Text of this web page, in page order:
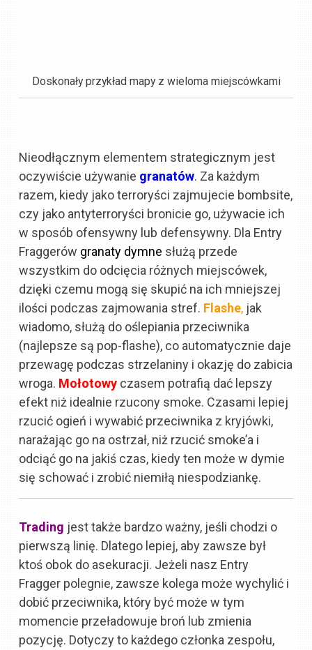
Doskonały przykład mapy z wieloma miejscówkami
Nieodłącznym elementem strategicznym jest
oczywiście używanie granatów. Za każdym
razem, kiedy jako terroryści zajmujecie bombsite,
czy jako antyterroryści bronicie go, używacie ich
w sposób ofensywny lub defensywny. Dla Entry
Fraggerów granaty dymne służą przede
wszystkim do odcięcia różnych miejscówek,
dzięki czemu mogą się skupić na ich mniejszej
ilości podczas zajmowania stref. Flashe, jak
wiadomo, służą do oślepiania przeciwnika
(najlepsze są pop-flashe), co automatycznie daje
przewagę podczas strzelaniny i okazję do zabicia
wroga. Mołotowy czasem potrafią dać lepszy
efekt niż idealnie rzucony smoke. Czasami lepiej
rzucić ogień i wywabić przeciwnika z kryjówki,
narażając go na ostrzał, niż rzucić smoke’a i
odciąć go na jakiś czas, kiedy ten może w dymie
się schować i zrobić niemiłą niespodziankę.
Trading jest także bardzo ważny, jeśli chodzi o
pierwszą linię. Dlatego lepiej, aby zawsze był
ktoś obok do asekuracji. Jeżeli nasz Entry
Fragger polegnie, zawsze kolega może wychylić i
dobić przeciwnika, który być może w tym
momencie przeładowuje broń lub zmienia
pozycję. Dotyczy to każdego członka zespołu,